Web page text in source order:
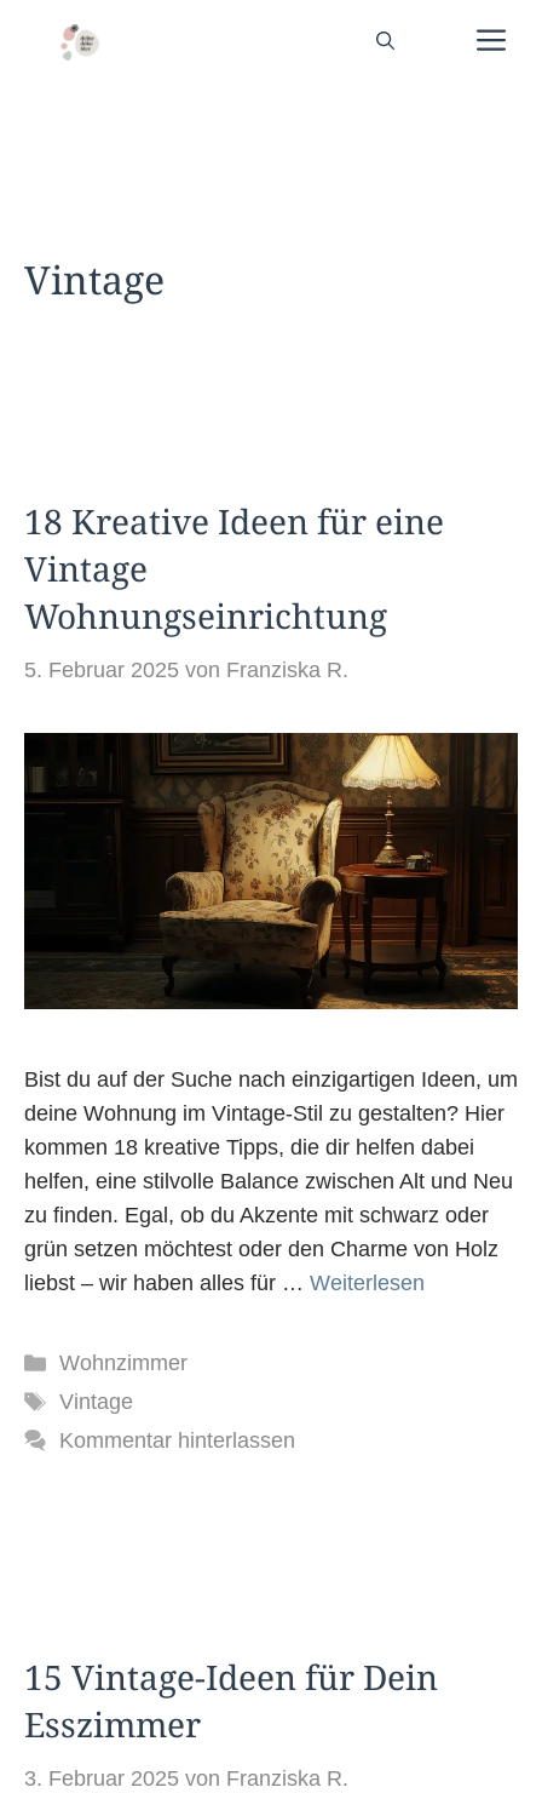
Vintage
18 Kreative Ideen für eine
Vintage
Wohnungseinrichtung
5. Februar 2025 von Franziska R.
Bist du auf der Suche nach einzigartigen Ideen, um
deine Wohnung im Vintage-Stil zu gestalten? Hier
kommen 18 kreative Tipps, die dir helfen dabei
helfen, eine stilvolle Balance zwischen Alt und Neu
zu finden. Egal, ob du Akzente mit schwarz oder
grün setzen möchtest oder den Charme von Holz
liebst – wir haben alles für … Weiterlesen
Kategorien
Wohnzimmer
Schlagwörter
Vintage
Kommentar hinterlassen
15 Vintage-Ideen für Dein
Esszimmer
3. Februar 2025 von Franziska R.